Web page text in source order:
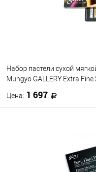
Набор пастели сухой
Mungyo GALLERY Extra
Цена: 1 697